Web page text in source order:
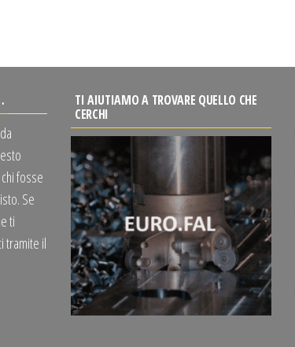
fosse
Se
ti
tramite il
TI AIUTIAMO A TROVARE QUELLO CHE
CERCHI